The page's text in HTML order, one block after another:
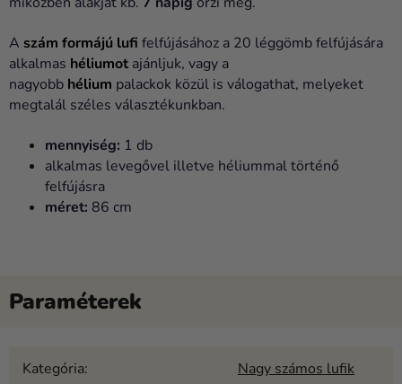
A szám formájú lufi felfújásához a 20 léggömb felfújására
alkalmas héliumot ajánljuk, vagy a
nagyobb hélium palackok közül is válogathat, melyeket
megtalál széles választékunkban.
mennyiség: 1 db
alkalmas levegővel illetve héliummal történő
felfújásra
méret: 86 cm
Kategória: Nagy számos lufik